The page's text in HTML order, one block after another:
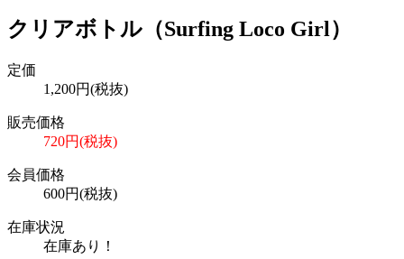
クリアボトル（Surfing Loco Girl）
定価
1,200円(税抜)
販売価格
720円(税抜)
会員価格
600円(税抜)
在庫状況
在庫あり！